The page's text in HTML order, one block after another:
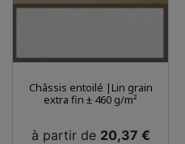
Châssis entoilé |Lin grain
extra fin ± 460 g/m²
Prix
à partir de 20,37 €